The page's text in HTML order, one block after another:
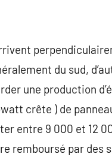
du sud,
une production
crête ) de
entre 9 000 et 12
remboursé par des